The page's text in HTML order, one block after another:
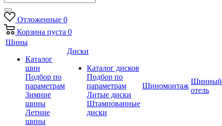
Отложенные 0
Корзина пуста 0
Шины
Каталог
шин
Подбор по
параметрам
Зимние
шины
Летние
шины
Диски
Каталог дисков
Подбор по
параметрам
Литые диски
Штампованные
диски
Шиномонтаж
Шинный
отель